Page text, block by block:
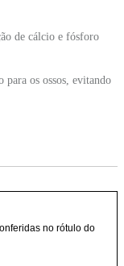
de cálcio e fósforo
os ossos, evitando
no rótulo do